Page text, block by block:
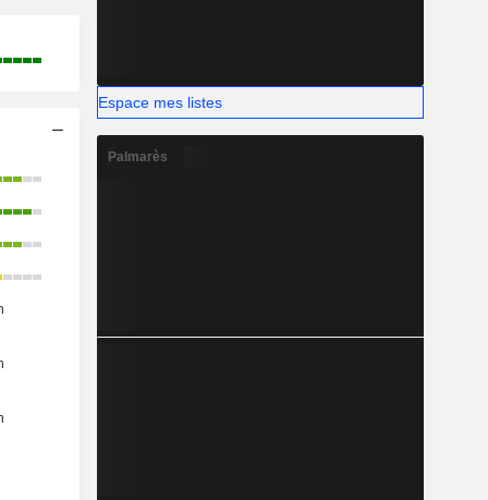
Espace mes listes
Palmarès